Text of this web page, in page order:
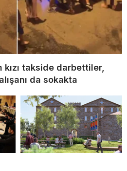
kızı takside darbettiler,
da sokakta